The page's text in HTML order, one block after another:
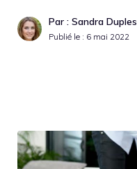
Par : Sandra
Publié le : 6 mai 2022